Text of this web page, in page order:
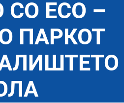
ECO –
ПАРКОТ